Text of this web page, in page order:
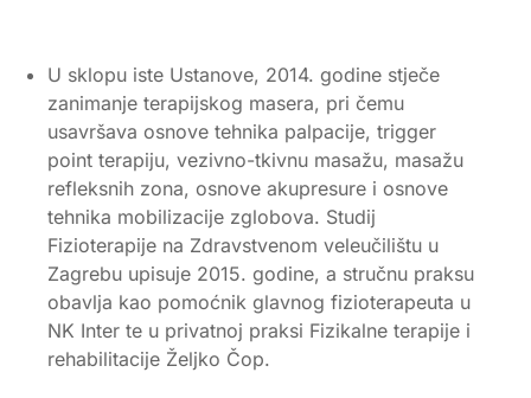
U sklopu iste Ustanove, 2014. godine stječe
zanimanje terapijskog masera, pri čemu
usavršava osnove tehnika palpacije, trigger
point terapiju, vezivno-tkivnu masažu, masažu
refleksnih zona, osnove akupresure i osnove
tehnika mobilizacije zglobova. Studij
Fizioterapije na Zdravstvenom veleučilištu u
Zagrebu upisuje 2015. godine, a stručnu praksu
obavlja kao pomoćnik glavnog fizioterapeuta u
NK Inter te u privatnoj praksi Fizikalne terapije i
rehabilitacije Željko Čop.